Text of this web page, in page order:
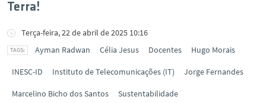
Terra!
Terça-feira, 22 de abril de 2025 10:16
Ayman Radwan
Célia Jesus Docentes Hugo Morais
INESC-ID Instituto de Telecomunicações (IT) Jorge Fernandes
Marcelino Bicho dos Santos Sustentabilidade